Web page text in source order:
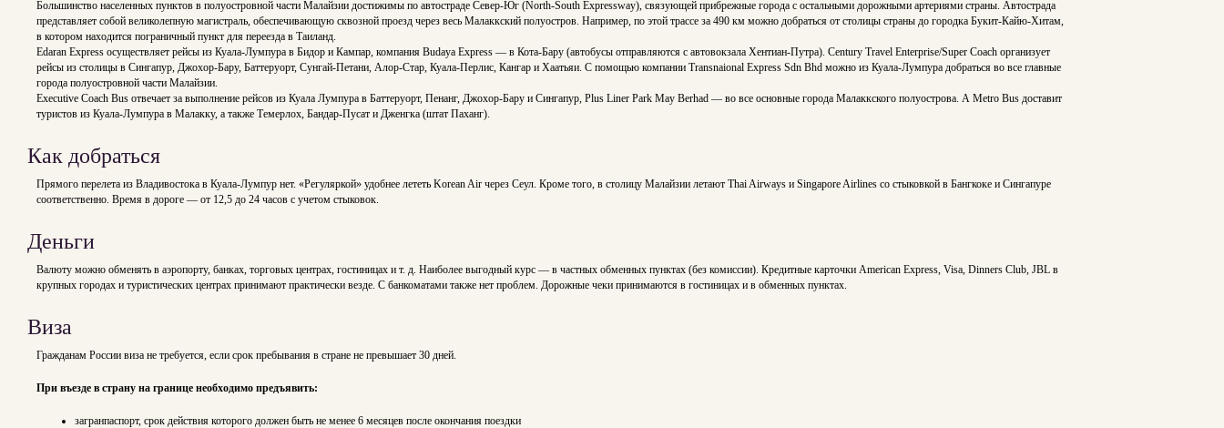
Большинство населенных пунктов в полуостровной части Малайзии достижимы по автостраде Север-Юг (North-South Expressway), связующей прибрежные города с остальными дорожными артериями страны. Автострада
представляет собой великолепную магистраль, обеспечивающую сквозной проезд через весь Малаккский полуостров. Например, по этой трассе за 490 км можно добраться от столицы страны до городка Букит-Кайю-Хитам,
в котором находится пограничный пункт для переезда в Таиланд.
Edaran Express осуществляет рейсы из Куала-Лумпура в Бидор и Кампар, компания Budaya Express — в Кота-Бару (автобусы отправляются с автовокзала Хентиан-Путра). Century Travel Enterprise/Super Coach организует
рейсы из столицы в Сингапур, Джохор-Бару, Баттеруорт, Сунгай-Петани, Алор-Стар, Куала-Перлис, Кангар и Хаатьяи. С помощью компании Transnaional Express Sdn Bhd можно из Куала-Лумпура добраться во все главные
города полуостровной части Малайзии.
Executive Coach Bus отвечает за выполнение рейсов из Куала Лумпура в Баттеруорт, Пенанг, Джохор-Бару и Сингапур, Plus Liner Park May Berhad — во все основные города Малаккского полуострова. А Metro Bus доставит
туристов из Куала-Лумпура в Малакку, а также Темерлох, Бандар-Пусат и Дженгка (штат Паханг).
Как добраться
Прямого перелета из Владивостока в Куала-Лумпур нет. «Регуляркой» удобнее лететь Korean Air через Сеул. Кроме того, в столицу Малайзии летают Thai Airways и Singapore Airlines со стыковкой в Бангкоке и Сингапуре
соответственно. Время в дороге — от 12,5 до 24 часов с учетом стыковок.
Деньги
Валюту можно обменять в аэропорту, банках, торговых центрах, гостиницах и т. д. Наиболее выгодный курс — в частных обменных пунктах (без комиссии). Кредитные карточки American Express, Visa, Dinners Club, JBL в
крупных городах и туристических центрах принимают практически везде. С банкоматами также нет проблем. Дорожные чеки принимаются в гостиницах и в обменных пунктах.
Виза
Гражданам России виза не требуется, если срок пребывания в стране не превышает 30 дней.
При въезде в страну на границе необходимо предъявить:
загранпаспорт, срок действия которого должен быть не менее 6 месяцев после окончания поездки